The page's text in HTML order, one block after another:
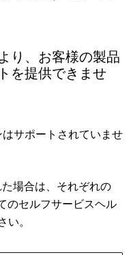
り、お客様の製品
を提供できませ
サポートされていませ
場合は、それぞれの
のセルフサービスヘル
い。